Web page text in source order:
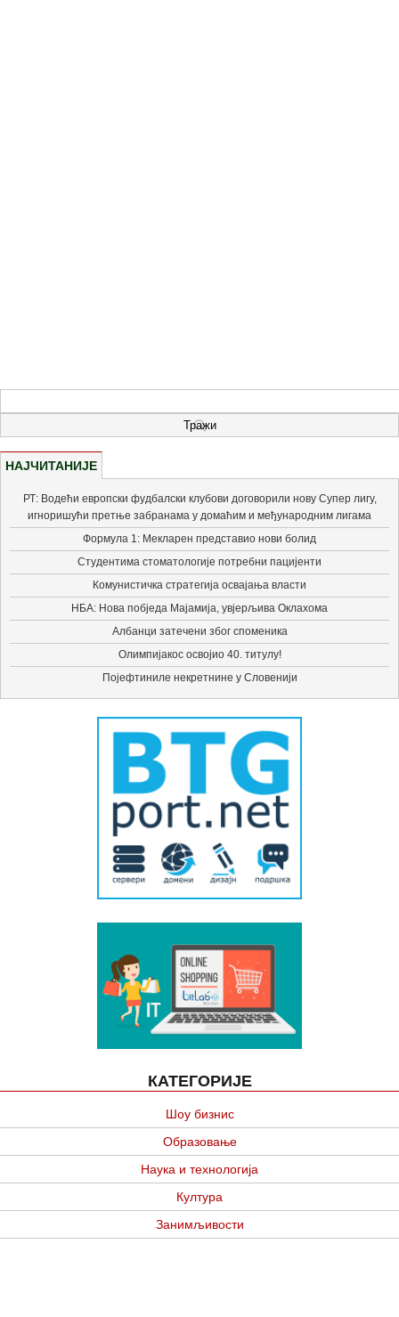
НАЈЧИТАНИЈЕ
РТ: Водећи европски фудбалски клубови договорили нову Супер лигу,
игноришући претње забранама у домаћим и међународним лигама
Формула 1: Мекларен представио нови болид
Студентима стоматологије потребни пацијенти
Комунистичка стратегија освајања власти
НБА: Нова побједа Мајамија, увјерљива Оклахома
Албанци затечени због споменика
Олимпијакос освојио 40. титулу!
Појефтиниле некретнине у Словенији
КАТЕГОРИЈЕ
Шоу бизнис
Образовање
Наука и технологија
Култура
Занимљивости